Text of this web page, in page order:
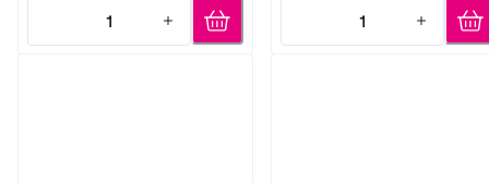
1
Quantity: 1
1
Quantity: 1